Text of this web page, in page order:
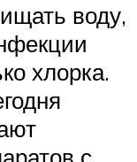
воду,
хлорка.